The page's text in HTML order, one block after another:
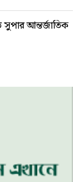
সুপার আন্তর্জাতিক